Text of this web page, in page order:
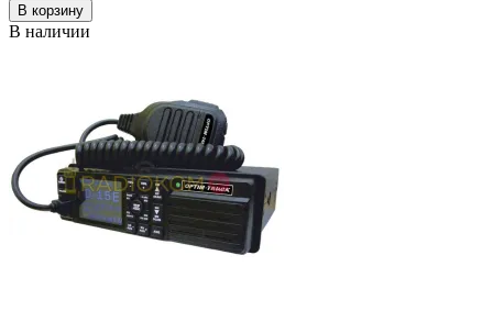
В корзину
В наличии